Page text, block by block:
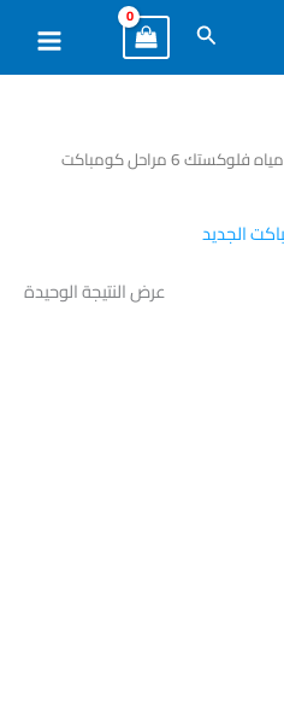
البحث
/ منتجات تحت الوسم “فلتر مياه فلوكستك 6 مراحل كومباكت
عرض النتيجة الوحيدة